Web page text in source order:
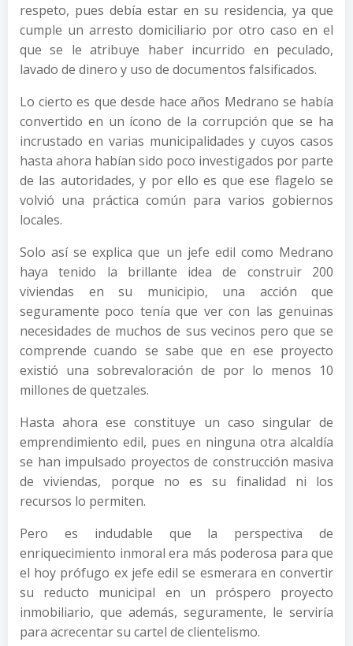
respeto, pues debía estar en su residencia, ya que
cumple un arresto domiciliario por otro caso en el
que se le atribuye haber incurrido en peculado,
lavado de dinero y uso de documentos falsificados.
Lo cierto es que desde hace años Medrano se había
convertido en un ícono de la corrupción que se ha
incrustado en varias municipalidades y cuyos casos
hasta ahora habían sido poco investigados por parte
de las autoridades, y por ello es que ese flagelo se
volvió una práctica común para varios gobiernos
locales.
Solo así se explica que un jefe edil como Medrano
haya tenido la brillante idea de construir 200
viviendas en su municipio, una acción que
seguramente poco tenía que ver con las genuinas
necesidades de muchos de sus vecinos pero que se
comprende cuando se sabe que en ese proyecto
existió una sobrevaloración de por lo menos 10
millones de quetzales.
Hasta ahora ese constituye un caso singular de
emprendimiento edil, pues en ninguna otra alcaldía
se han impulsado proyectos de construcción masiva
de viviendas, porque no es su finalidad ni los
recursos lo permiten.
Pero es indudable que la perspectiva de
enriquecimiento inmoral era más poderosa para que
el hoy prófugo ex jefe edil se esmerara en convertir
su reducto municipal en un próspero proyecto
inmobiliario, que además, seguramente, le serviría
para acrecentar su cartel de clientelismo.